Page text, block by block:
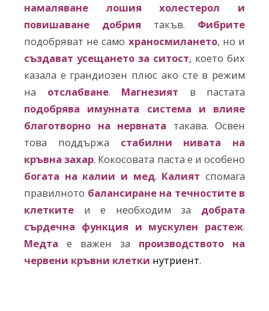
намаляване лошия холестерол и
повишаване добрия такъв. Фибрите
подобряват не само храносмилането, но и
създават усещането за ситост, което бих
казала е грандиозен плюс ако сте в режим
на отслабване. Магнезият в пастата
подобрява имунната система и влияе
благотворно на нервната такава. Освен
това поддържа стабилни нивата на
кръвна захар. Кокосовата паста е и особено
богата на калии и мед. Калият спомага
правилното балансиране на течностите в
клетките
и е необходим за добрата
сърдечна функция и мускулен растеж.
Медта е важен за производството на
червени кръвни клетки нутриент.